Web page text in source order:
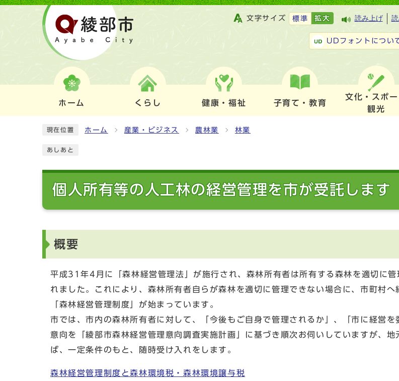
文字サイズ 標準 拡大 読み上げ
UDフォントについ
ホーム くらし 健康・福祉 子育て・教育
文化・スポー
観光
現在位置 ホーム 産業・ビジネス 農林業 林業
あしあと
個人所有等の人工林の経営管理を市が受託します
概要
平成31年4月に「森林経営管理法」が施行され、森林所有者は所有する森林を適切に管
れました。これにより、森林所有者自らが森林を適切に管理できない場合に、市町村へ
「森林経営管理制度」が始まっています。
市では、市内の森林所有者に対して、「今後もご自身で管理されるか」、「市に経営を
意向を「綾部市森林経営管理意向調査実施計画」に基づき順次お伺いしていますが、地
ば、一定条件のもと、随時受け入れをします。
森林経営管理制度と森林環境税・森林環境譲与税